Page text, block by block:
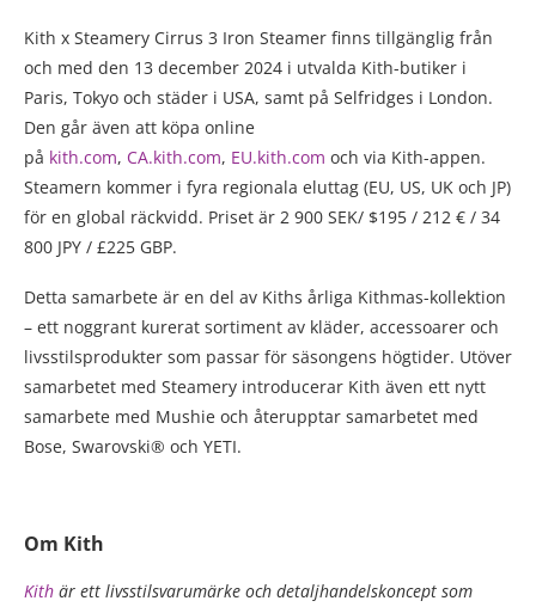
Kith x Steamery Cirrus 3 Iron Steamer finns tillgänglig från
och med den 13 december 2024 i utvalda Kith-butiker i
Paris, Tokyo och städer i USA, samt på Selfridges i London.
Den går även att köpa online
på kith.com, CA.kith.com, EU.kith.com och via Kith-appen.
Steamern kommer i fyra regionala eluttag (EU, US, UK och JP)
för en global räckvidd. Priset är 2 900 SEK/ $195 / 212 € / 34
800 JPY / £225 GBP.
Detta samarbete är en del av Kiths årliga Kithmas-kollektion
– ett noggrant kurerat sortiment av kläder, accessoarer och
livsstilsprodukter som passar för säsongens högtider. Utöver
samarbetet med Steamery introducerar Kith även ett nytt
samarbete med Mushie och återupptar samarbetet med
Bose, Swarovski® och YETI.
Om Kith
Kith är ett livsstilsvarumärke och detaljhandelskoncept som